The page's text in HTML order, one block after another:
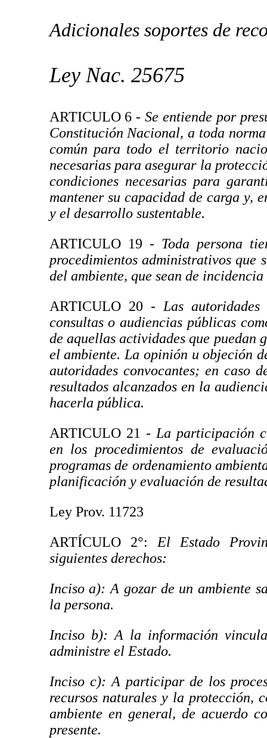
Adicionales soportes de
Ley Nac. 25675
ARTICULO 6 - Se entiende por
Constitución Nacional, a toda
común para todo el territorio
necesarias para asegurar la
condiciones necesarias para
mantener su capacidad de carga y,
y el desarrollo sustentable.
ARTICULO 19 - Toda persona
procedimientos administrativos que
del ambiente, que sean de
ARTICULO 20 - Las autoridades
consultas o audiencias públicas
de aquellas actividades que puedan
el ambiente. La opinión u objeción
autoridades convocantes; en caso
resultados alcanzados en la
hacerla pública.
ARTICULO 21 - La participación
en los procedimientos de
programas de ordenamiento
planificación y evaluación de
Ley Prov. 11723
ARTÍCULO 2°: El Estado
siguientes derechos:
Inciso a): A gozar de un ambiente
la persona.
Inciso b): A la información
administre el Estado.
Inciso c): A participar de los
recursos naturales y la protección,
ambiente en general, de acuerdo
presente.